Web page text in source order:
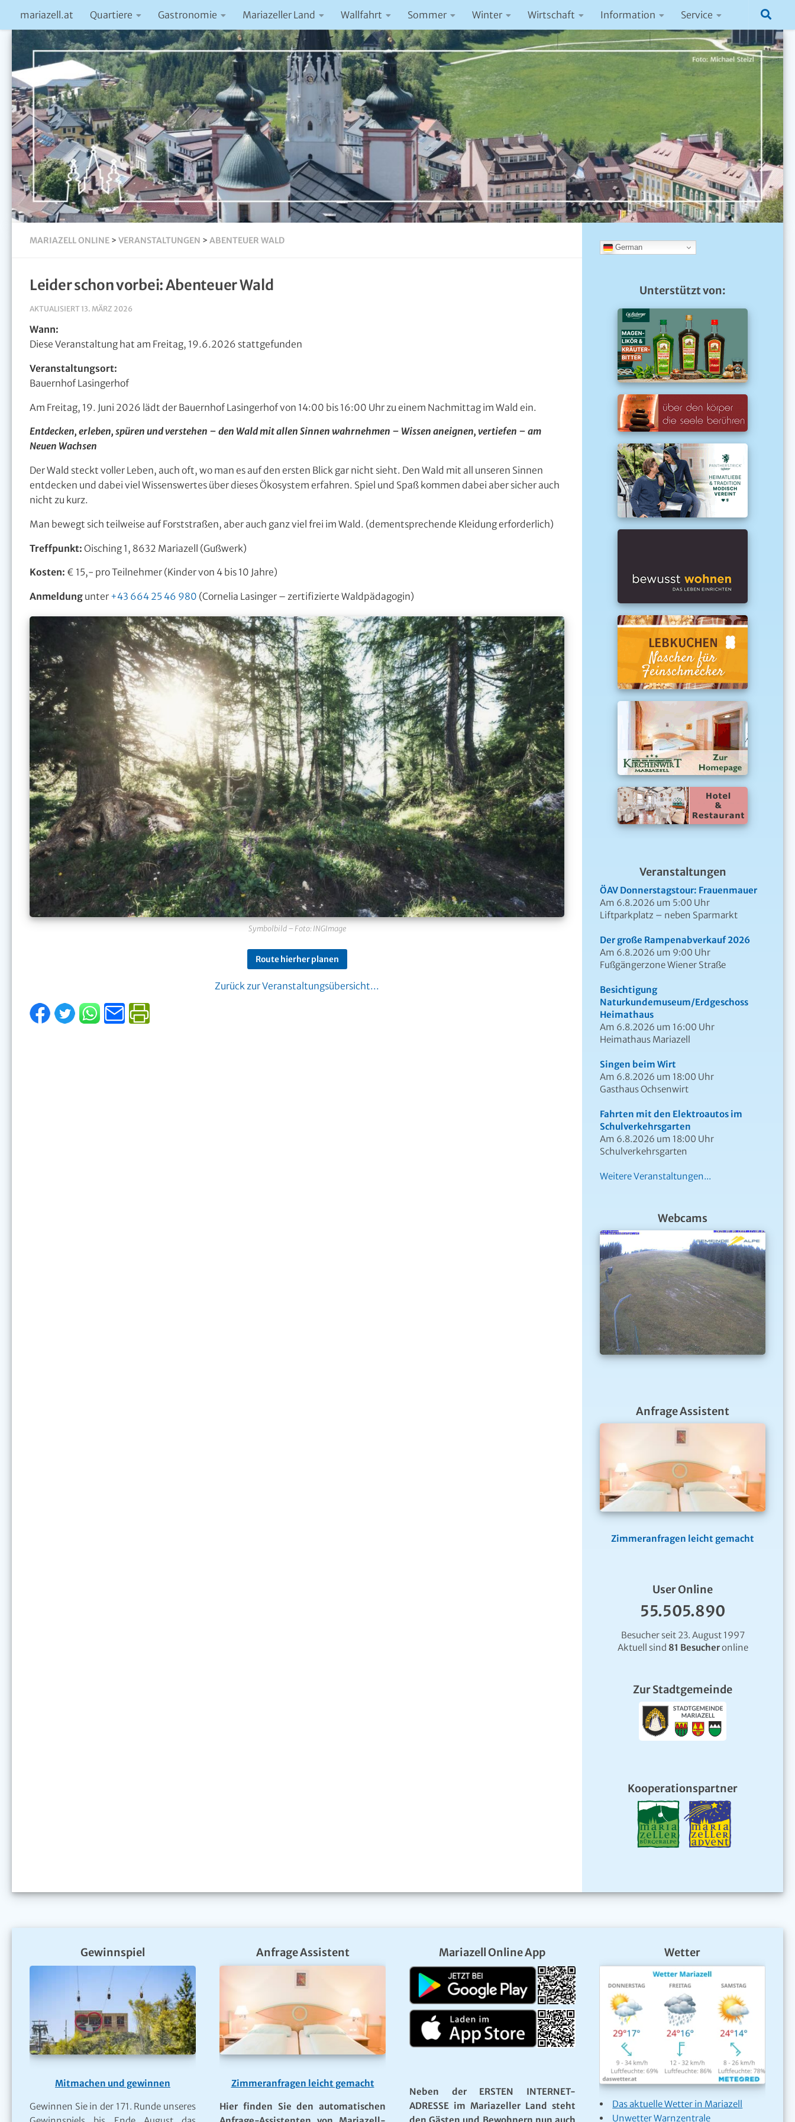
mariazell.at Quartiere Gastronomie Mariazeller Land Wallfahrt Sommer Winter Wirtschaft Information Service
MARIAZELL ONLINE > VERANSTALTUNGEN > ABENTEUER WALD
Leider schon vorbei: Abenteuer Wald
AKTUALISIERT 13. MÄRZ 2026
Wann:
Diese Veranstaltung hat am Freitag, 19.6.2026 stattgefunden
Veranstaltungsort:
Bauernhof Lasingerhof
Am Freitag, 19. Juni 2026 lädt der Bauernhof Lasingerhof von 14:00 bis 16:00 Uhr zu einem Nachmittag im Wald ein.
Entdecken, erleben, spüren und verstehen – den Wald mit allen Sinnen wahrnehmen – Wissen aneignen, vertiefen – am
Neuen Wachsen
Der Wald steckt voller Leben, auch oft, wo man es auf den ersten Blick gar nicht sieht. Den Wald mit all unseren Sinnen
entdecken und dabei viel Wissenswertes über dieses Ökosystem erfahren. Spiel und Spaß kommen dabei aber sicher auch
nicht zu kurz.
Man bewegt sich teilweise auf Forststraßen, aber auch ganz viel frei im Wald. (dementsprechende Kleidung erforderlich)
Treffpunkt: Oisching 1, 8632 Mariazell (Gußwerk)
Kosten: € 15,- pro Teilnehmer (Kinder von 4 bis 10 Jahre)
Anmeldung unter +43 664 25 46 980 (Cornelia Lasinger – zertifizierte Waldpädagogin)
Symbolbild – Foto: INGImage
Route hierher planen
Zurück zur Veranstaltungsübersicht...
German
Unterstützt von:
Veranstaltungen
ÖAV Donnerstagstour: Frauenmauer
Am 6.8.2026 um 5:00 Uhr
Liftparkplatz – neben Sparmarkt
Der große Rampenabverkauf 2026
Am 6.8.2026 um 9:00 Uhr
Fußgängerzone Wiener Straße
Besichtigung
Naturkundemuseum/Erdgeschoss
Heimathaus
Am 6.8.2026 um 16:00 Uhr
Heimathaus Mariazell
Singen beim Wirt
Am 6.8.2026 um 18:00 Uhr
Gasthaus Ochsenwirt
Fahrten mit den Elektroautos im
Schulverkehrsgarten
Am 6.8.2026 um 18:00 Uhr
Schulverkehrsgarten
Weitere Veranstaltungen...
Webcams
Anfrage Assistent
Zimmeranfragen leicht gemacht
User Online
55.505.890
Besucher seit 23. August 1997
Aktuell sind 81 Besucheronline
Zur Stadtgemeinde
Kooperationspartner
Gewinnspiel
Mitmachen und gewinnen
Gewinnen Sie in der 171. Runde unseres
Anfrage Assistent
Zimmeranfragen leicht gemacht
Hier finden Sie den automatischen
Mariazell Online App
Neben der ERSTEN INTERNET-
ADRESSE im Mariazeller Land steht
den Gästen und Bewohnern nun auch
Wetter
Das aktuelle Wetter in Mariazell
Unwetter Warnzentrale